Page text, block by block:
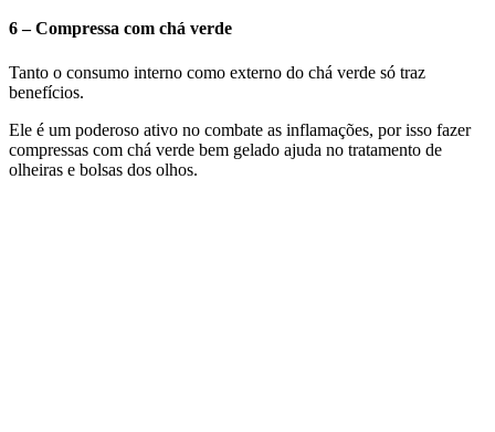
6 – Compressa com chá verde
Tanto o consumo interno como externo do chá verde só traz
benefícios.
Ele é um poderoso ativo no combate as inflamações, por isso fazer
compressas com chá verde bem gelado ajuda no tratamento de
olheiras e bolsas dos olhos.